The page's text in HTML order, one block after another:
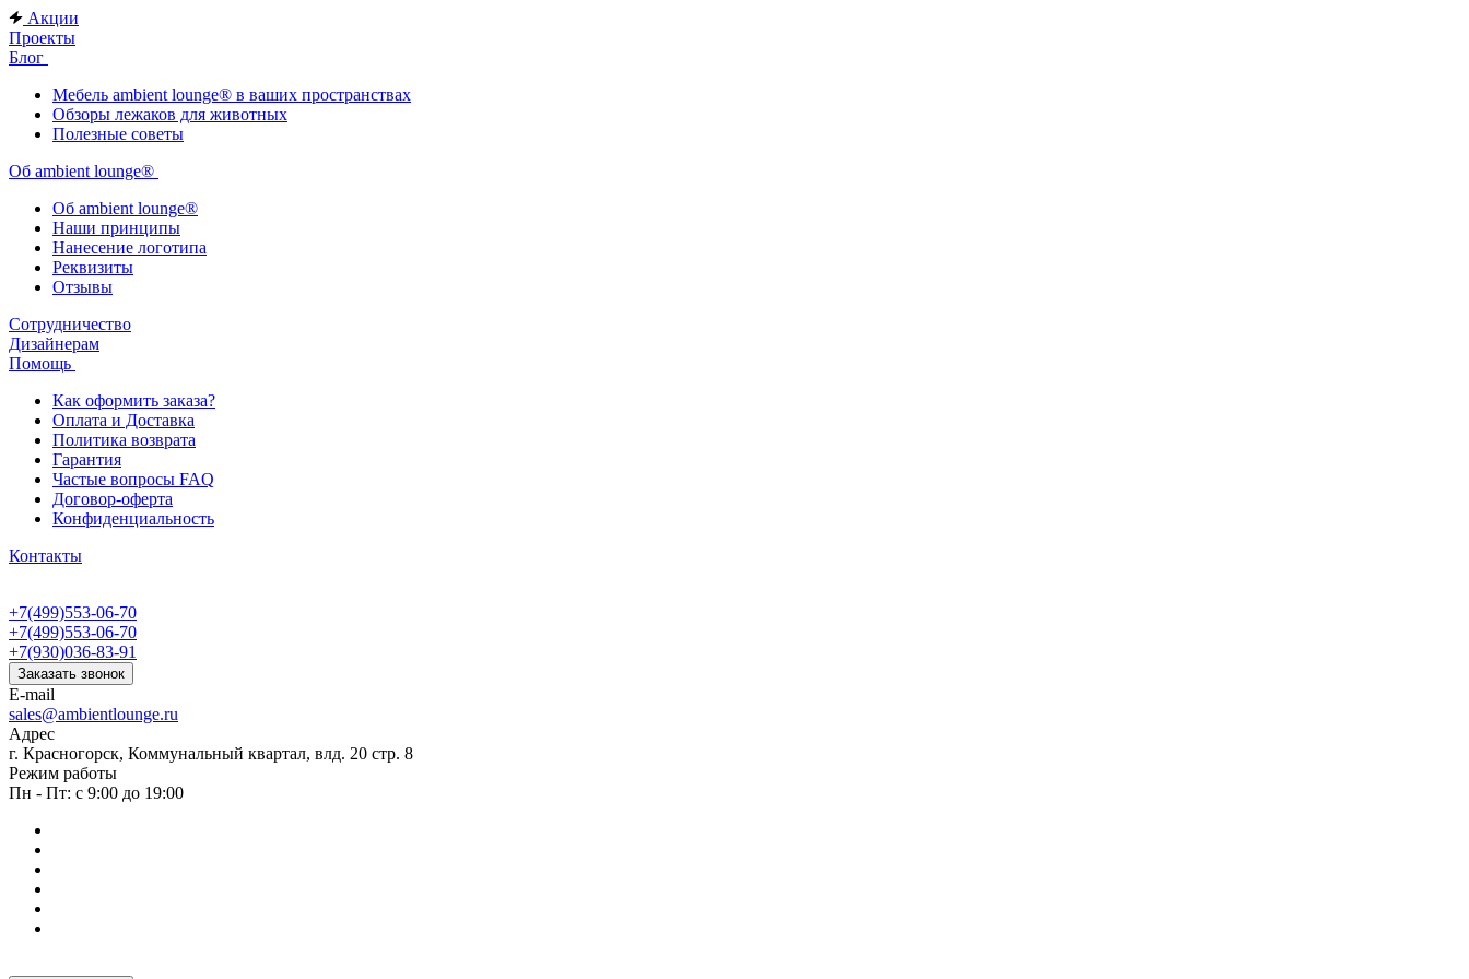
Акции
Проекты
Блог
Мебель ambient lounge® в ваших пространствах
Обзоры лежаков для животных
Полезные советы
Об ambient lounge®
Oб ambient lounge®
Наши принципы
Нанесение логотипа
Реквизиты
Отзывы
Сотрудничество
Дизайнерам
Помощь
Как оформить заказа?
Оплата и Доставка
Политика возврата
Гарантия
Частые вопросы FAQ
Договор-оферта
Конфиденциальность
Контакты
+7(499)553-06-70
+7(499)553-06-70
+7(930)036-83-91
Заказать звонок
E-mail
sales@ambientlounge.ru
Адрес
г. Красногорск, Коммунальный квартал, влд. 20 стр. 8
Режим работы
Пн - Пт: с 9:00 до 19:00